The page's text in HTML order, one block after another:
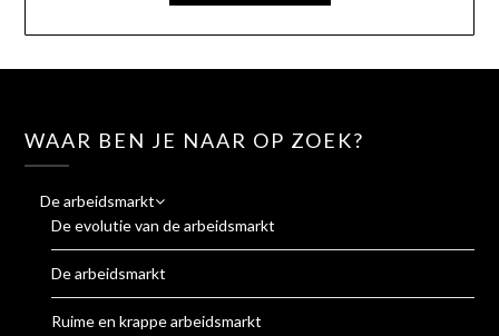
WAAR BEN JE NAAR OP ZOEK?
De arbeidsmarkt
De evolutie van de arbeidsmarkt
De arbeidsmarkt
Ruime en krappe arbeidsmarkt